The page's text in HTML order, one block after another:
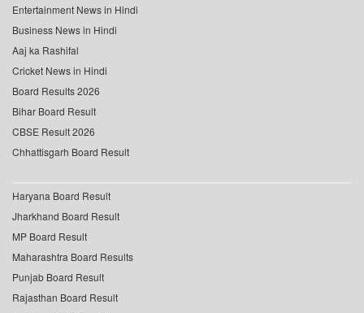
Entertainment News in Hindi
Business News in Hindi
Aaj ka Rashifal
Cricket News in Hindi
Board Results 2026
Bihar Board Result
CBSE Result 2026
Chhattisgarh Board Result
Haryana Board Result
Jharkhand Board Result
MP Board Result
Maharashtra Board Results
Punjab Board Result
Rajasthan Board Result